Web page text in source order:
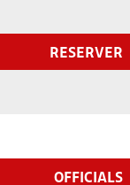
RESERVER
OFFICIALS